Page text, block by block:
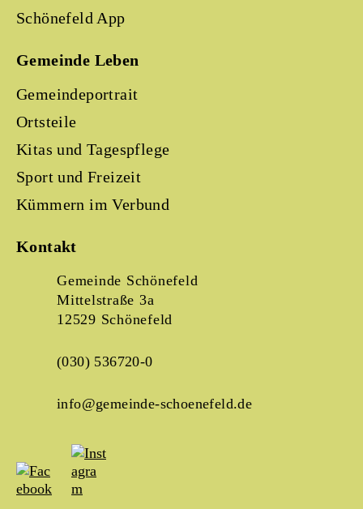
Schönefeld App
Gemeinde Leben
Gemeindeportrait
Ortsteile
Kitas und Tagespflege
Sport und Freizeit
Kümmern im Verbund
Kontakt
Gemeinde Schönefeld
Mittelstraße 3a
12529 Schönefeld
(030) 536720-0
info@gemeinde-schoenefeld.de